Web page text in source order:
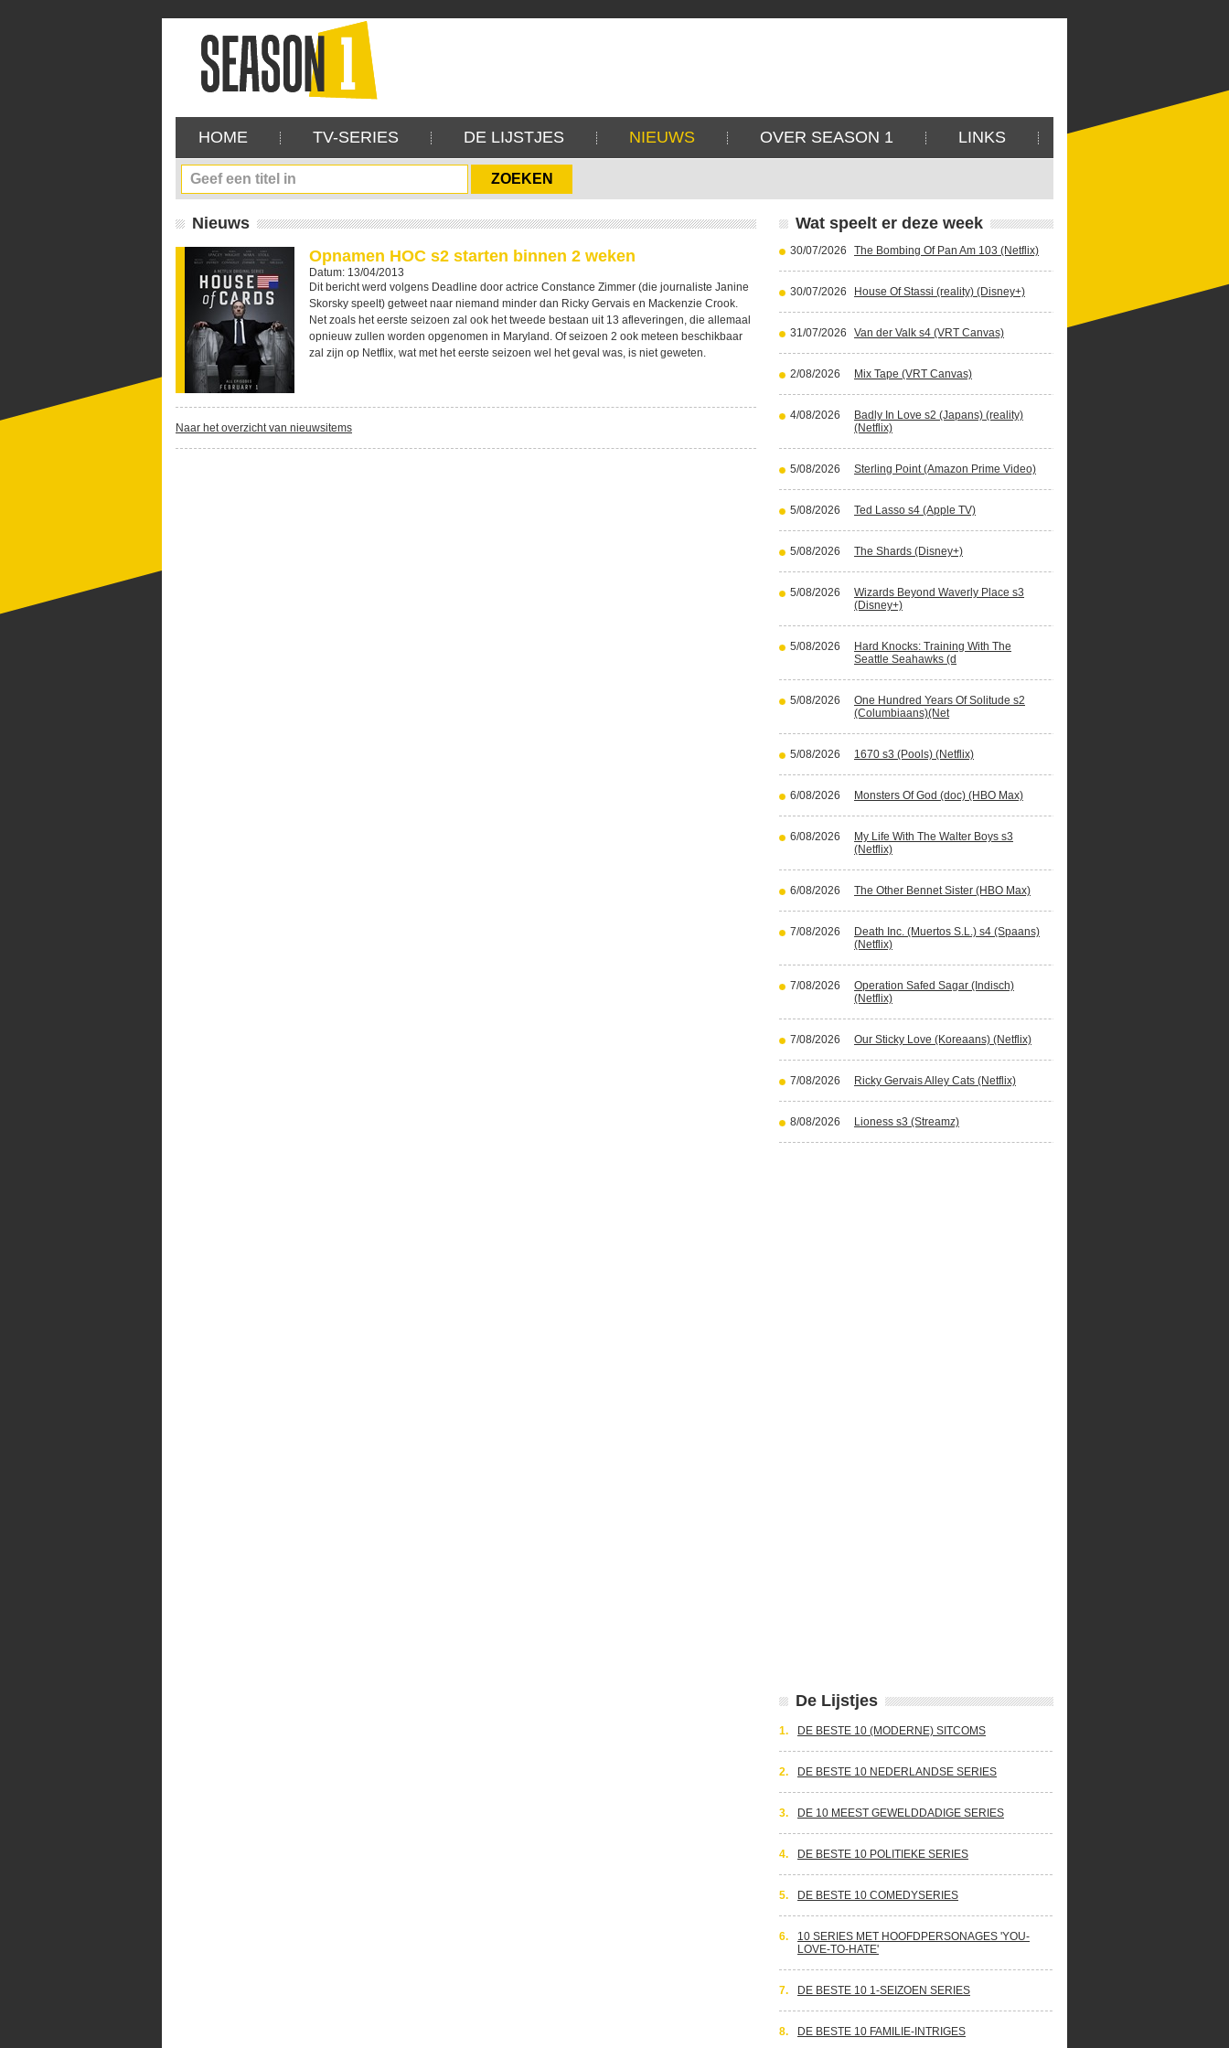
HOME TV-SERIES DE LIJSTJES NIEUWS OVER SEASON 1 LINKS
Nieuws
Opnamen HOC s2 starten binnen 2 weken
Datum: 13/04/2013
Dit bericht werd volgens Deadline door actrice Constance Zimmer (die journaliste Janine
Skorsky speelt) getweet naar niemand minder dan Ricky Gervais en Mackenzie Crook.
Net zoals het eerste seizoen zal ook het tweede bestaan uit 13 afleveringen, die allemaal
opnieuw zullen worden opgenomen in Maryland. Of seizoen 2 ook meteen beschikbaar
zal zijn op Netflix, wat met het eerste seizoen wel het geval was, is niet geweten.
Naar het overzicht van nieuwsitems
Wat speelt er deze week
30/07/2026 The Bombing Of Pan Am 103 (Netflix)
30/07/2026 House Of Stassi (reality) (Disney+)
31/07/2026 Van der Valk s4 (VRT Canvas)
2/08/2026 Mix Tape (VRT Canvas)
4/08/2026
Badly In Love s2 (Japans) (reality)
(Netflix)
5/08/2026 Sterling Point (Amazon Prime Video)
5/08/2026 Ted Lasso s4 (Apple TV)
5/08/2026 The Shards (Disney+)
5/08/2026
Wizards Beyond Waverly Place s3
(Disney+)
5/08/2026
Hard Knocks: Training With The
Seattle Seahawks (d
5/08/2026
One Hundred Years Of Solitude s2
(Columbiaans)(Net
5/08/2026 1670 s3 (Pools) (Netflix)
6/08/2026 Monsters Of God (doc) (HBO Max)
6/08/2026
My Life With The Walter Boys s3
(Netflix)
6/08/2026 The Other Bennet Sister (HBO Max)
7/08/2026
Death Inc. (Muertos S.L.) s4 (Spaans)
(Netflix)
7/08/2026
Operation Safed Sagar (Indisch)
(Netflix)
7/08/2026 Our Sticky Love (Koreaans) (Netflix)
7/08/2026 Ricky Gervais Alley Cats (Netflix)
8/08/2026 Lioness s3 (Streamz)
De Lijstjes
1. DE BESTE 10 (MODERNE) SITCOMS
2. DE BESTE 10 NEDERLANDSE SERIES
3. DE 10 MEEST GEWELDDADIGE SERIES
4. DE BESTE 10 POLITIEKE SERIES
5. DE BESTE 10 COMEDYSERIES
6.
10 SERIES MET HOOFDPERSONAGES 'YOU-
LOVE-TO-HATE'
7. DE BESTE 10 1-SEIZOEN SERIES
8. DE BESTE 10 FAMILIE-INTRIGES